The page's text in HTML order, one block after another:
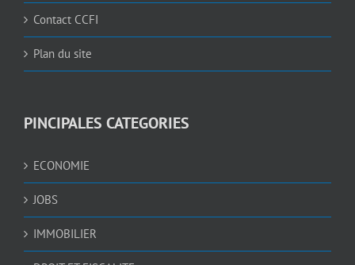
Contact CCFI
Plan du site
PINCIPALES CATEGORIES
ECONOMIE
JOBS
IMMOBILIER